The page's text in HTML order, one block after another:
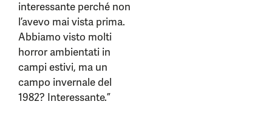
interessante perché non
l’avevo mai vista prima.
Abbiamo visto molti
horror ambientati in
campi estivi, ma un
campo invernale del
1982? Interessante.”